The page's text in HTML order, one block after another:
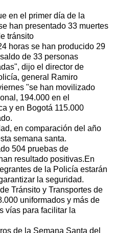
en el primer día de la
han presentado 33 muertes
tránsito
horas se han producido 29
de 33 personas
dijo el director de
general Ramiro
"se han movilizado
194.000 en el
y en Bogotá 115.000
en comparación del año
semana santa.
504 pruebas de
resultado positivas.En
de la Policía estarán
la seguridad.
Tránsito y Transportes de
uniformados y más de
vías para facilitar la
de la Semana Santa del